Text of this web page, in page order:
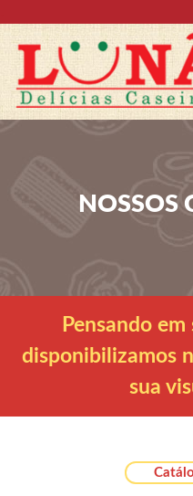
NOSSOS
Pensando
disponibilizamos
sua